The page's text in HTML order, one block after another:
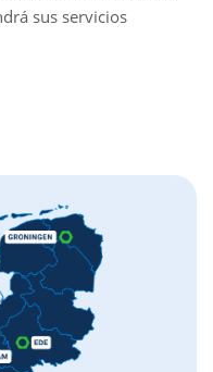
sus servicios